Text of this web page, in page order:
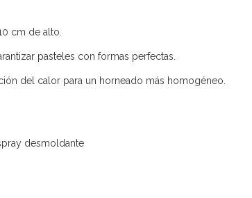
cm de alto.
pasteles con formas perfectas.
del calor para un horneado más homogéneo.
desmoldante